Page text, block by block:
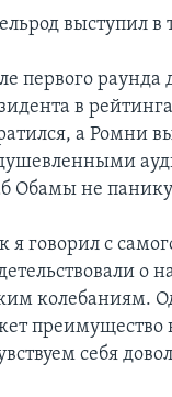
выступил в
первого раунда
в
а Ромни
Обамы не
я говорил с
колебаниям.
преимущество
себя